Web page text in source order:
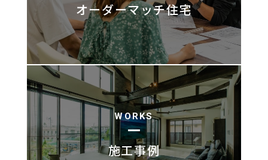
オーダーマッチ住宅
WORKS
施工事例